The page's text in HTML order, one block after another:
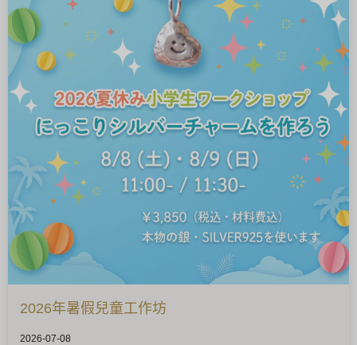
2026年暑假兒童工作坊
2026-07-08